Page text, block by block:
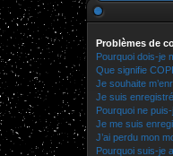
Problèmes de
Pourquoi dois-je
Que signifie
Je souhaite
Je suis
Pourquoi ne
Je me suis
J’ai perdu mon
Pourquoi suis-je